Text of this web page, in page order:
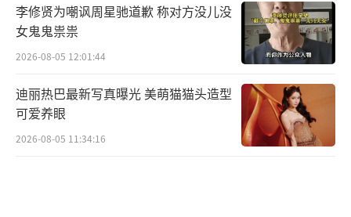
李修贤为嘲讽周星驰道歉 称对方没儿没
女鬼鬼祟祟
2026-08-05 12:01:44
迪丽热巴最新写真曝光 美萌猫猫头造型
可爱养眼
2026-08-05 11:34:16